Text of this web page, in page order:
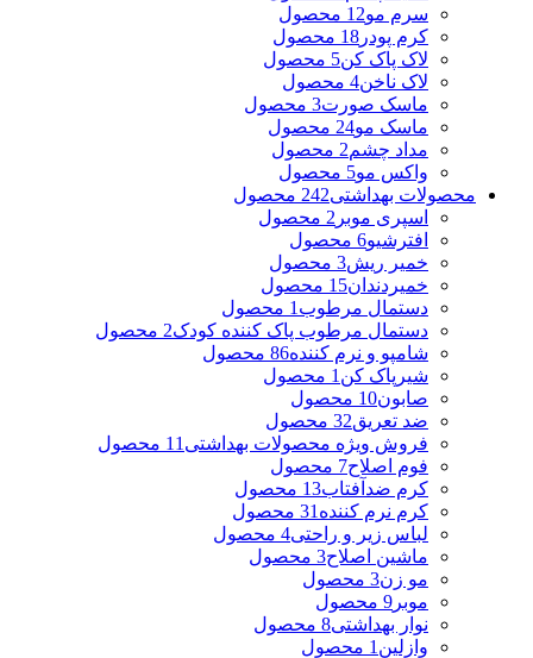
سرم مو12 محصول
کرم پودر 18 محصول
لاک پاک کن5 محصول
لاک ناخن4 محصول
ماسک صورت3 محصول
ماسک مو24 محصول
مداد چشم2 محصول
واکس مو5 محصول
محصولات بهداشتی242 محصول
اسپری موبر 2 محصول
افترشیو6 محصول
خمیر ریش3 محصول
خمیردندان15 محصول
دستمال مرطوب 1 محصول
دستمال مرطوب پاک کننده کودک2 محصول
شامپو و نرم کننده86 محصول
شیرپاک کن 1 محصول
صابون10 محصول
ضد تعریق32 محصول
فروش ویژه محصولات بهداشتی 11 محصول
فوم اصلاح7 محصول
کرم ضدآفتاب13 محصول
کرم نرم کننده 31 محصول
لباس زیر و راحتی4 محصول
ماشین اصلاح3 محصول
مو زن3 محصول
موبر 9 محصول
نوار بهداشتی8 محصول
وازلین 1 محصول